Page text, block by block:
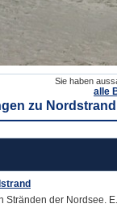
Sie haben
alle
zu Nordstrand
Stränden der Nordsee.